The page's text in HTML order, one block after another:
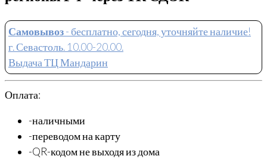
Самовывоз- бесплатно, сегодня, уточняйте наличие!
г. Севастоль. 10.00-20.00.
Выдача ТЦ Мандарин
Оплата:
-наличными
-переводом на карту
-QR-кодом не выходя из дома